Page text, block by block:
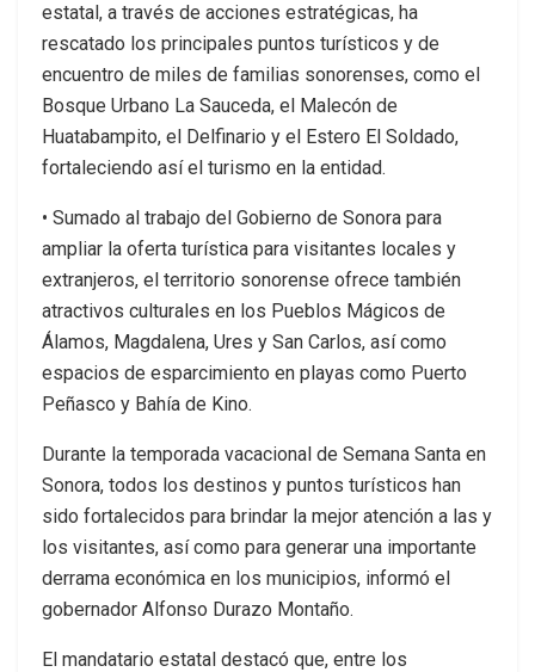
estatal, a través de acciones estratégicas, ha
rescatado los principales puntos turísticos y de
encuentro de miles de familias sonorenses, como el
Bosque Urbano La Sauceda, el Malecón de
Huatabampito, el Delfinario y el Estero El Soldado,
fortaleciendo así el turismo en la entidad.
• Sumado al trabajo del Gobierno de Sonora para
ampliar la oferta turística para visitantes locales y
extranjeros, el territorio sonorense ofrece también
atractivos culturales en los Pueblos Mágicos de
Álamos, Magdalena, Ures y San Carlos, así como
espacios de esparcimiento en playas como Puerto
Peñasco y Bahía de Kino.
Durante la temporada vacacional de Semana Santa en
Sonora, todos los destinos y puntos turísticos han
sido fortalecidos para brindar la mejor atención a las y
los visitantes, así como para generar una importante
derrama económica en los municipios, informó el
gobernador Alfonso Durazo Montaño.
El mandatario estatal destacó que, entre los